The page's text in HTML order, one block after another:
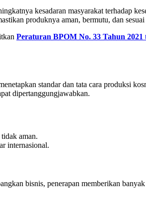
kesadaran masyarakat terhadap
produknya aman, bermutu, dan sesuai
Peraturan BPOM No. 33 Tahun
standar dan tata cara produksi
dipertanggungjawabkan.
aman.
internasional.
bisnis, penerapan memberikan